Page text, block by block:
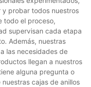
y probar todos nuestros
todo el proceso,
supervisan cada etapa
Además, nuestras
las necesidades de
llegan a nuestros
alguna pregunta o
cajas de anillos